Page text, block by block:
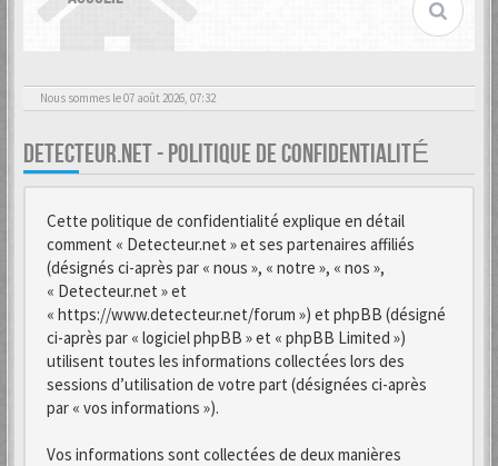
Nous sommes le 07 août 2026, 07:32
DETECTEUR.NET - POLITIQUE DE CONFIDENTIALITÉ
Cette politique de confidentialité explique en détail
comment « Detecteur.net » et ses partenaires affiliés
(désignés ci-après par « nous », « notre », « nos »,
« Detecteur.net » et
« https://www.detecteur.net/forum ») et phpBB (désigné
ci-après par « logiciel phpBB » et « phpBB Limited »)
utilisent toutes les informations collectées lors des
sessions d’utilisation de votre part (désignées ci-après
par « vos informations »).
Vos informations sont collectées de deux manières